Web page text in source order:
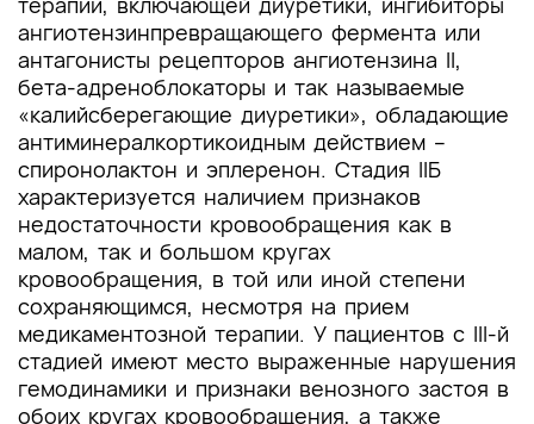
ангиотензинпревращающего фермента или
антагонисты рецепторов ангиотензина II,
бета-адреноблокаторы и так называемые
«калийсберегающие диуретики», обладающие
антиминералкортикоидным действием –
спиронолактон и эплеренон. Стадия IIБ
характеризуется наличием признаков
недостаточности кровообращения как в
малом, так и большом кругах
кровообращения, в той или иной степени
сохраняющимся, несмотря на прием
медикаментозной терапии. У пациентов с III-й
стадией имеют место выраженные нарушения
гемодинамики и признаки венозного застоя в
обоих кругах кровообращения, а также